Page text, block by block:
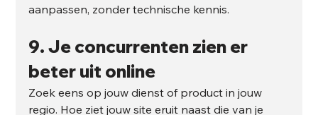
aanpassen, zonder technische kennis.
9. Je concurrenten zien er
beter uit online
Zoek eens op jouw dienst of product in jouw
regio. Hoe ziet jouw site eruit naast die van je